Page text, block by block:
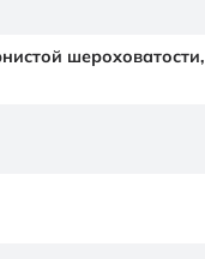
шероховатости,